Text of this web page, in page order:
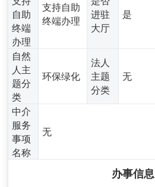
自助
终端
办理
支持自助
终端办理
进驻
大厅
是
自然
人主
题分
类
环保绿化
法人
主题
分类
无
中介
服务
事项
名称
无
办事信息